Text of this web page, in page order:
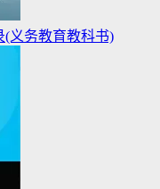
(义务教育教科书)